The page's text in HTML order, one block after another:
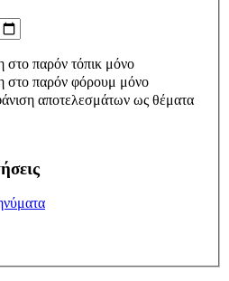
στο παρόν τόπικ μόνο
στο παρόν φόρουμ μόνο
αποτελεσμάτων ως θέματα